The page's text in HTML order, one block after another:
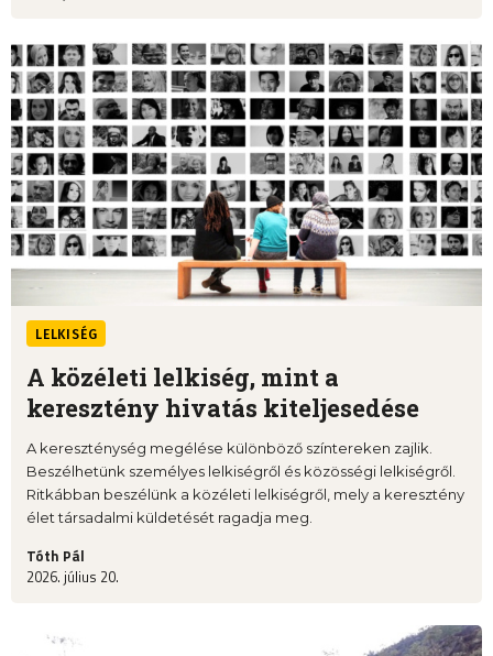
LELKISÉG
A közéleti lelkiség, mint a
keresztény hivatás kiteljesedése
A kereszténység megélése különböző színtereken zajlik.
Beszélhetünk személyes lelkiségről és közösségi lelkiségről.
Ritkábban beszélünk a közéleti lelkiségről, mely a keresztény
élet társadalmi küldetését ragadja meg.
Tóth Pál
2026. július 20.